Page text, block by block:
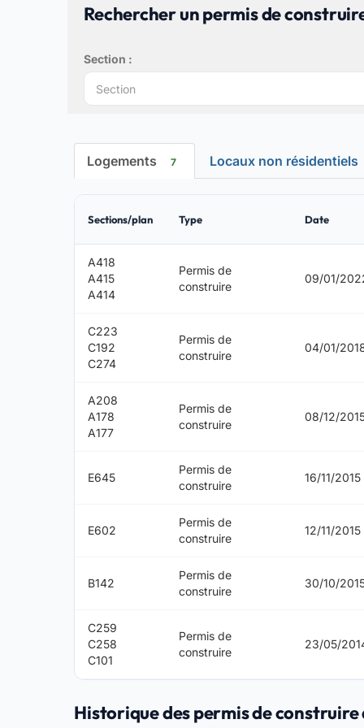
Rechercher un permis de
Section :
Logements 7 Locaux non résidentiels
Sections/plan Type Date
A418
A415
A414
Permis de
construire
09/01/
C223
C192
C274
Permis de
construire
04/01/
A208
A178
A177
Permis de
construire
08/12/
E645
Permis de
construire
16/11/2015
E602
Permis de
construire
12/11/2015
B142
Permis de
construire
30/10/
C259
C258
C101
Permis de
construire
23/05/
Historique des permis de